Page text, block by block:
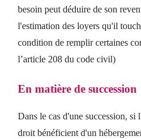
besoin peut déduire de son
l'estimation des loyers qu'il
condition de remplir certaines
l’article 208 du code civil)
En matière de succession
Dans le cas d'une succession, si
droit bénéficient d'un